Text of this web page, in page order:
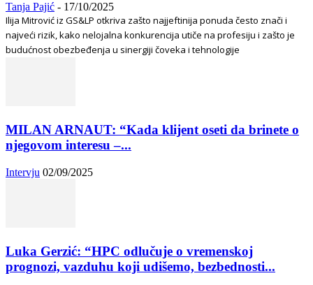
Tanja Pajić - 17/10/2025
Ilija Mitrović iz GS&LP otkriva zašto najjeftinija ponuda često znači i
najveći rizik, kako nelojalna konkurencija utiče na profesiju i zašto je
budućnost obezbeđenja u sinergiji čoveka i tehnologije
MILAN ARNAUT: “Kada klijent oseti da brinete o
njegovom interesu –...
Intervju 02/09/2025
Luka Gerzić: “HPC odlučuje o vremenskoj
prognozi, vazduhu koji udišemo, bezbednosti...